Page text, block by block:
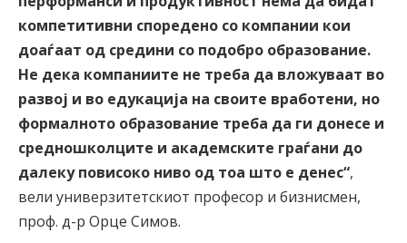
компетитивни споредено со компании кои
доаѓаат од средини со подобро образование.
Не дека компаниите не треба да вложуваат во
развој и во едукација на своите вработени, но
формалното образование треба да ги донесе и
средношколците и академските граѓани до
далеку повисоко ниво од тоа што е денес“,
вели универзитетскиот професор и бизнисмен,
проф. д-р Орце Симов.